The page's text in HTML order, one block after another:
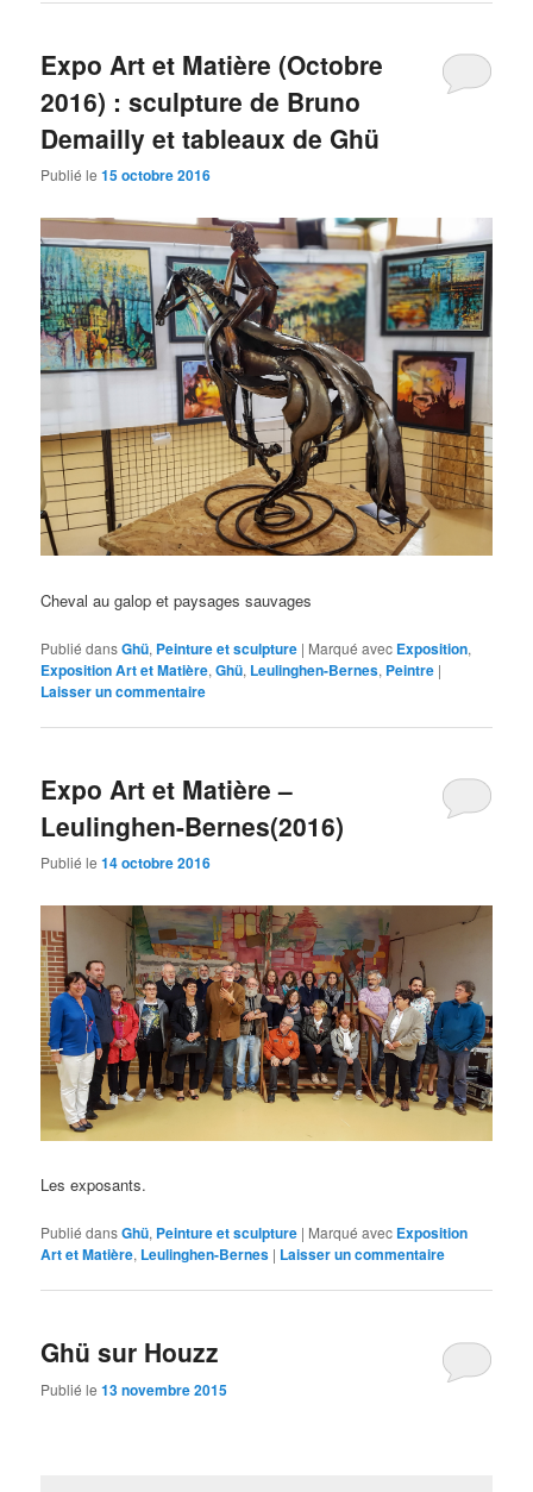
Expo Art et Matière (Octobre
2016) : sculpture de Bruno
Demailly et tableaux de Ghü
Publié le15 octobre 2016
Cheval au galop et paysages sauvages
Publié dansGhü, Peinture et sculpture | Marqué avec Exposition,
Exposition Art et Matière,Ghü, Leulinghen-Bernes, Peintre |
Laisser un commentaire
Expo Art et Matière –
Leulinghen-Bernes(2016)
Publié le14 octobre 2016
Les exposants.
Publié dansGhü, Peinture et sculpture | Marqué avec Exposition
Art et Matière, Leulinghen-Bernes | Laisser un commentaire
Ghü sur Houzz
Publié le13 novembre 2015